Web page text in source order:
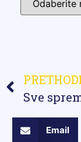
Email